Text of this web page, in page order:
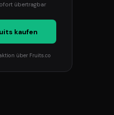
übertragbar
kaufen
über Fruits.co